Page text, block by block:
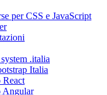
per CSS e JavaScript
.italia
Italia
Angular